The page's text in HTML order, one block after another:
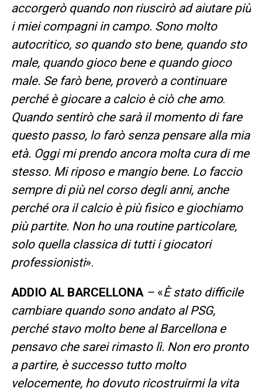
accorgerò quando non riuscirò ad aiutare più
i miei compagni in campo. Sono molto
autocritico, so quando sto bene, quando sto
male, quando gioco bene e quando gioco
male. Se farò bene, proverò a continuare
perché è giocare a calcio è ciò che amo.
Quando sentirò che sarà il momento di fare
questo passo, lo farò senza pensare alla mia
età. Oggi mi prendo ancora molta cura di me
stesso. Mi riposo e mangio bene. Lo faccio
sempre di più nel corso degli anni, anche
perché ora il calcio è più fisico e giochiamo
più partite. Non ho una routine particolare,
solo quella classica di tutti i giocatori
professionisti».
ADDIO AL BARCELLONA – «È stato difficile
cambiare quando sono andato al PSG,
perché stavo molto bene al Barcellona e
pensavo che sarei rimasto lì. Non ero pronto
a partire, è successo tutto molto
velocemente, ho dovuto ricostruirmi la vita